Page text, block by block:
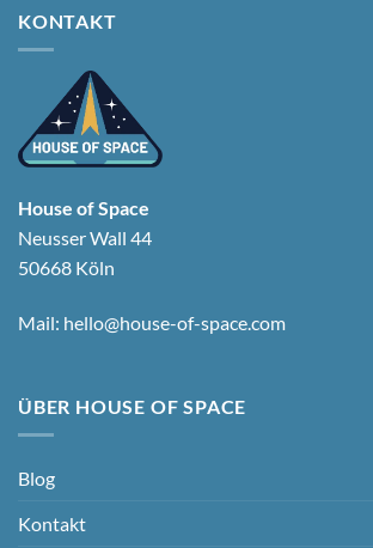
KONTAKT
House of Space
Neusser Wall 44
50668 Köln
Mail: hello@house-of-space.com
ÜBER HOUSE OF SPACE
Blog
Kontakt